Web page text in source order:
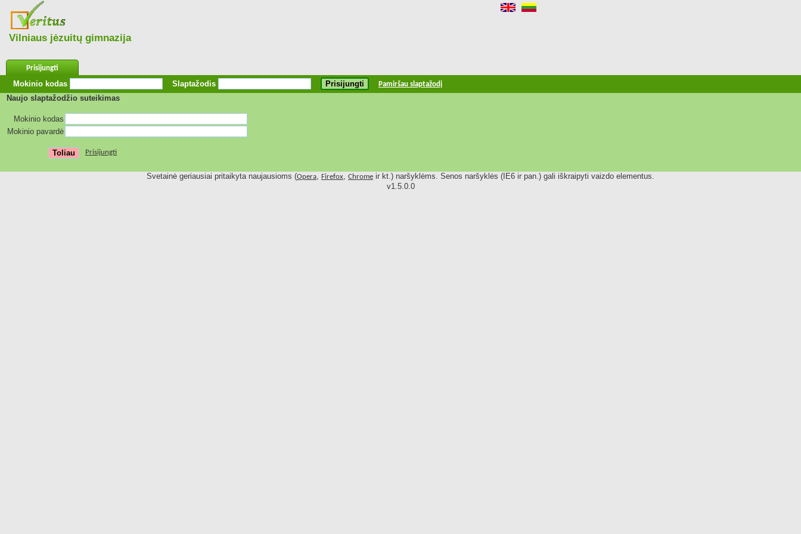
Vilniaus jėzuitų gimnazija
Prisijungti
Mokinio kodas Slaptažodis Pamiršau slaptažodį
Naujo slaptažodžio suteikimas
Mokinio kodas
Mokinio pavardė
Prisijungti
Svetainė geriausiai pritaikyta naujausioms (Opera, Firefox, Chrome ir kt.) naršyklėms. Senos naršyklės (IE6 ir pan.) gali iškraipyti vaizdo elementus.
v1.5.0.0